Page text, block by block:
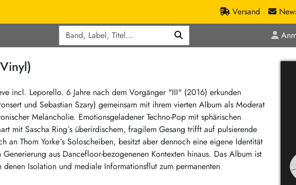
Versand
Electronic
Neoklassik
Abstract / Ambient
Electronic Goods
Reggae/Ska
Soul / Exotica / Jazz
Ska
Hiphop
Crazysane Günstiger
Fuzzorama günstiger
Tapete Records günstiger
Sunny Sunny Bastards Summer 26
Warner Rockerwochen
Universal Vinyl Günstig
incl. Leporello. 6 Jahre nach dem Vorgänger "III" (2016) erkunden
und Sebastian Szary) gemeinsam mit ihrem vierten Album als Moderat
Melancholie. Emotionsgeladener Techno-Pop mit sphärischen
mit Sascha Ring´s überirdischem, fragilem Gesang trifft auf pulsierende
an Thom Yorke´s Soloscheiben, besitzt aber dennoch eine eigene Identität
aus Dancefloor-bezogenenen Kontexten hinaus. Das Album ist
Isolation und mediale Informationsflut zum permanenten